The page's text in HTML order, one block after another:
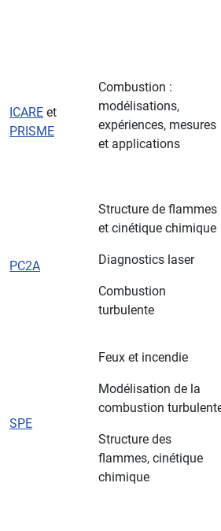
ICARE et
PRISME
Combustion :
modélisations,
expériences, mesures
et applications
PC2A
Structure de flammes
et cinétique chimique
Diagnostics laser
Combustion
turbulente
SPE
Feux et incendie
Modélisation de la
combustion
Structure des
flammes, cinétique
chimique